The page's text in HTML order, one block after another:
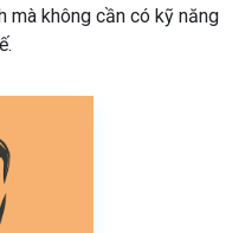
mà không cần có kỹ năng